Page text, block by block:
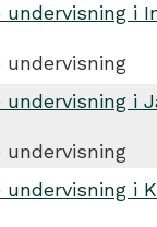
undervisning i
undervisning
undervisning i
undervisning
undervisning i